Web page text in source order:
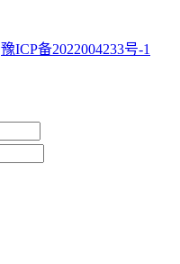
豫ICP备2022004233号-1